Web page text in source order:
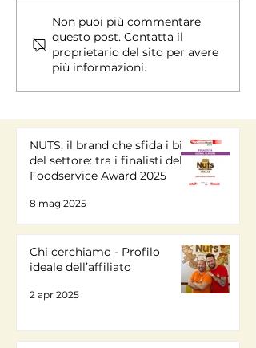
Chi cerchiamo - Profilo
ideale dell’affiliato
Non puoi più commentare
questo post. Contatta il
proprietario del sito per avere
più informazioni.
NUTS, il brand che sfida i big
del settore: tra i finalisti del
Foodservice Award 2025
8 mag 2025
Chi cerchiamo - Profilo
ideale dell’affiliato
2 apr 2025